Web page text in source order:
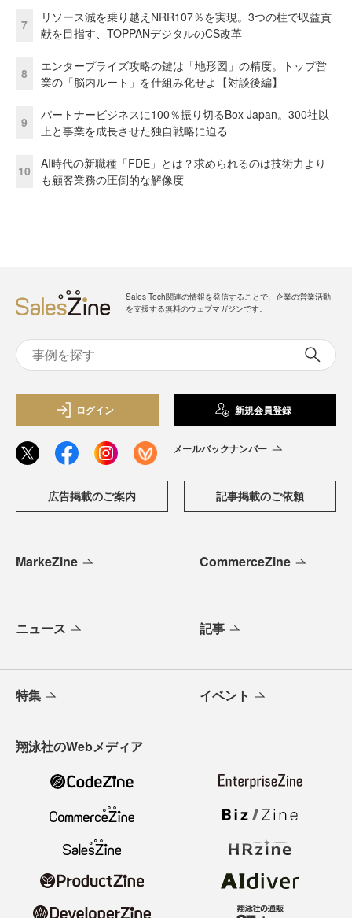
7
リソース減を乗り越えNRR107％を実現。3つの柱で収益貢
献を目指す、TOPPANデジタルのCS改革
8
エンタープライズ攻略の鍵は「地形図」の精度。トップ営
業の「脳内ルート」を仕組み化せよ【対談後編】
9
パートナービジネスに100％振り切るBox Japan。300社以
上と事業を成長させた独自戦略に迫る
10
AI時代の新職種「FDE」とは？求められるのは技術力より
も顧客業務の圧倒的な解像度
Sales Tech関連の情報を発信することで、企業の営業活動
を支援する無料のウェブマガジンです。
ログイン 新規会員登録
メールバックナンバー
広告掲載のご案内 記事掲載のご依頼
MarkeZine CommerceZine
ニュース 記事
特集 イベント
翔泳社のWebメディア